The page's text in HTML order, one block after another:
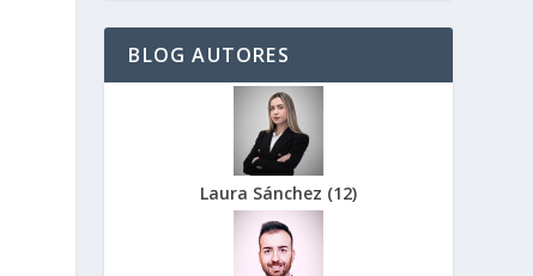
BLOG AUTORES
Laura Sánchez (12)